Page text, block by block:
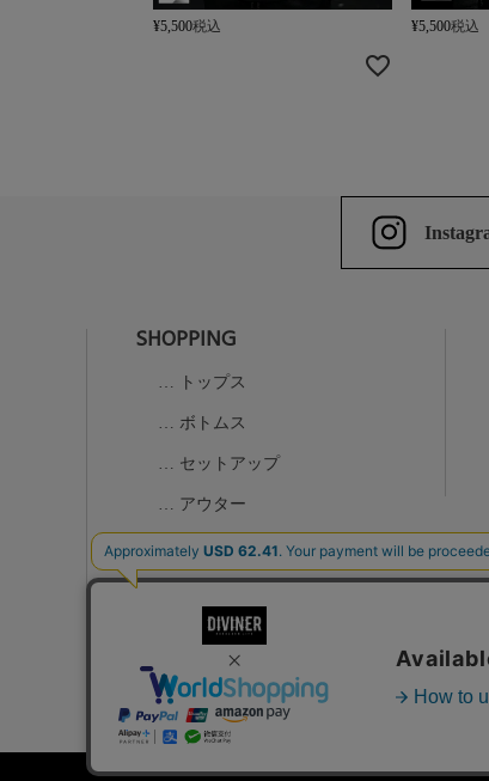
¥5,500税込 ¥5,500税込
SHOPPING
トップス
ボトムス
セットアップ
アウター
グッズ
K-1コラボアイテム
ALL
お問い合わせ 特定商取引法に基づく表示